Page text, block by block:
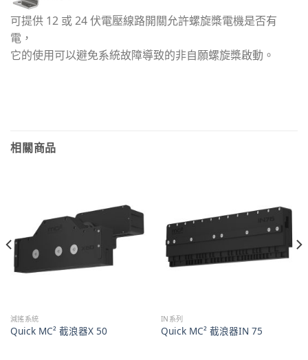
可提供 12 或 24 伏電壓線路開關允許螺旋槳電機是否有
電，
它的使用可以避免系統故障導致的非自願螺旋槳啟動。
相關商品
減搖系統
Quick MC² 截浪器X 50
IN系列
Quick MC² 截浪器IN 75